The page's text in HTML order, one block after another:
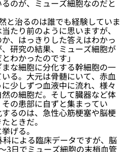
のが、ミューズ細胞なのだと
と治るのは誰でも経験していま
たり前のように思いますが、
、はっきりした答えはわかっ
研究の結果、ミューズ細胞が
わかったのです」
な細胞に分化する幹細胞の一
る。大元は骨髄にいて、赤血
少しずつ血液中に流れ、様々
の細胞だ。そして臓器など体
の患部に自ずと集まってい
るのは、急性心筋梗塞や脳梗
ときだ。
げる。
科による臨床データですが、脳
3日でミューズ細胞の末梢血管